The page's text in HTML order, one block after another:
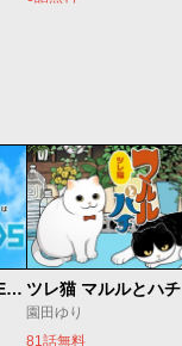
魔法少女リリカルなのは EXCEEDS ツレ猫 マルルとハチ
園田ゆり
81話無料